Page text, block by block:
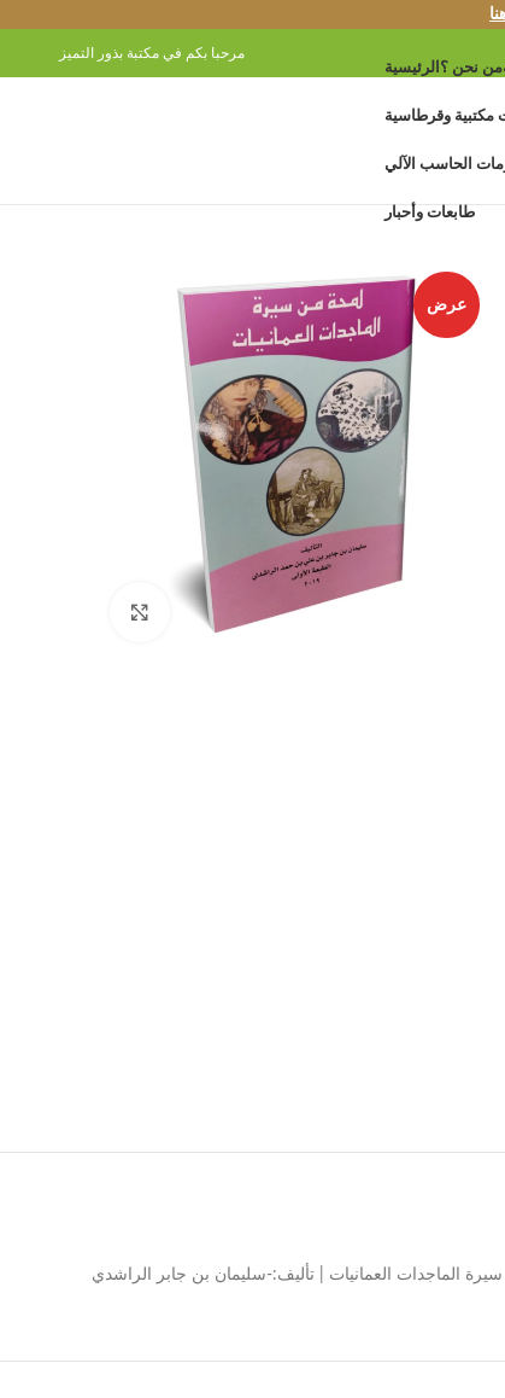
مرحبا بكم في مكتبة بذور التميز
الرئيسية من نحن ؟
مكتبية وقرطاسية
الحاسب الآلي
طابعات وأحبار
عرض
Click to enlarge
الماجدات العمانيات | تأليف:-سليمان بن جابر الراشدي